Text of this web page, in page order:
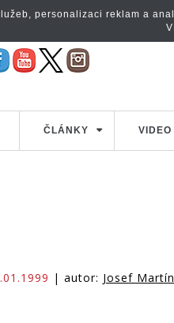
ČLÁNKY VIDEO
| autor: Josef
personalizaci reklam a